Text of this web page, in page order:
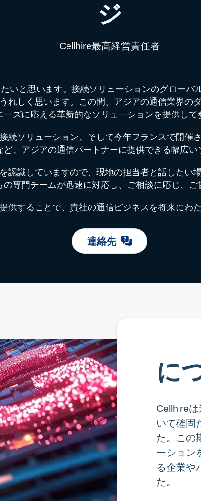
ジ
Cellhire最高経営責任者
いと思います。接続ソリューションのグローバ
れしく思います。この間、アジアの通信業界の
ーズに応える革新的なソリューションを提供して
続ソリューション、そして今年フランスで開催
、アジアの通信パートナーに提供できる幅広い
認識していますので、現地の担当者と話したい
専門チームが迅速に対応し、ご相談に応じ、ご
供することで、貴社の通信ビジネスを将来にわ
連絡先
に
Cellhire
いて確固
た。この
ーション
る企業や
た。